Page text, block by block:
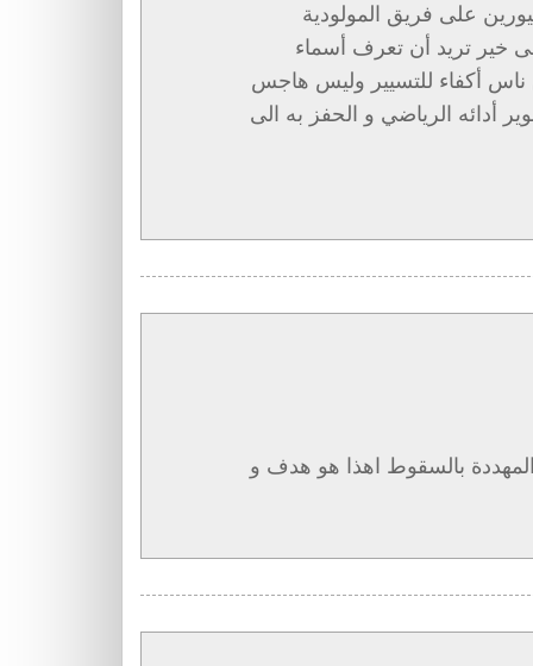
على فريق المولودية
خير تريد أن تعرف أسماء
ناس أكفاء للتسيير وليس هاجس
أدائه الرياضي و الحفز به الى
المهددة بالسقوط اهذا هو هدف و